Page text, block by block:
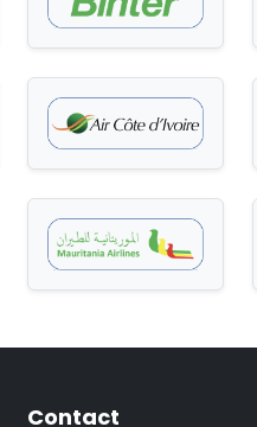
Contact